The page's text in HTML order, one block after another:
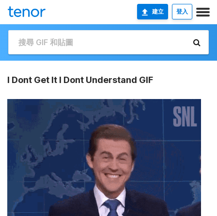
建立 登入
I Dont Get It I Dont Understand GIF